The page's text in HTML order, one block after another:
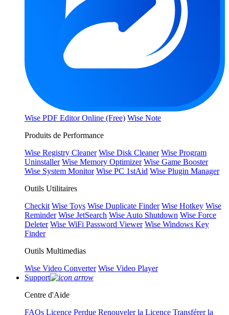
Wise PDF Editor Online (Free) Wise Note
Produits de Performance
Wise Registry Cleaner Wise Disk Cleaner Wise Program
Uninstaller Wise Memory Optimizer Wise Game Booster
Wise System Monitor Wise PC 1stAid Wise Plugin Manager
Outils Utilitaires
Checkit Wise Toys Wise Duplicate Finder Wise Hotkey Wise
Reminder Wise JetSearch Wise Auto Shutdown Wise Force
Deleter Wise WiFi Password Viewer Wise Windows Key
Finder
Outils Multimedias
Wise Video Converter Wise Video Player
Support
Centre d'Aide
FAQs Licence Perdue Renouveler la Licence Transférer la